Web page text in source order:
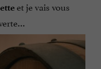
et je vais vous